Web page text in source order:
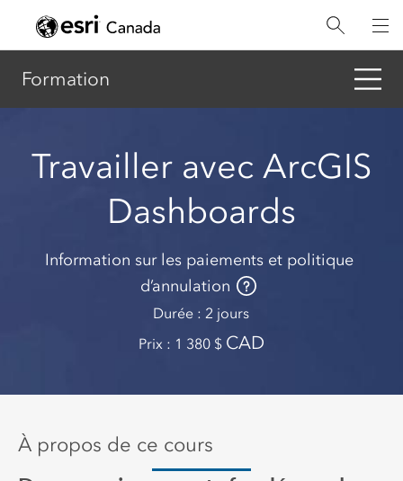
contenu
Formation
Travailler avec ArcGIS
Dashboards
Information sur les paiements et politique
d’annulation
Durée
2 jours
Prix
1 380 CAD
À propos de ce cours